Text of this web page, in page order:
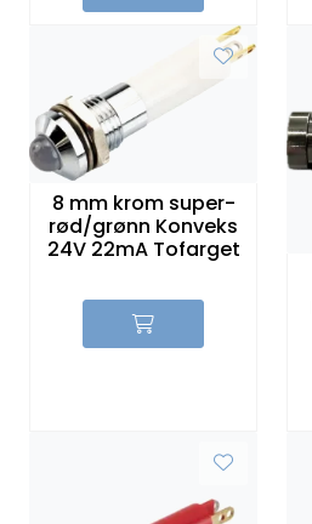
8 mm krom super-
rød/grønn Konveks
24V 22mA Tofarget